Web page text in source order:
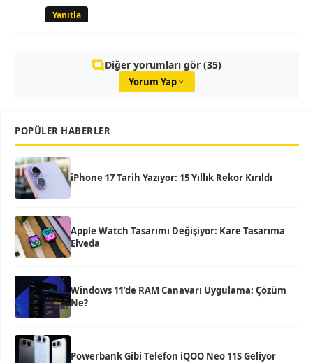
Yanıtla
Diğer yorumları gör (35)
Yorum Yap
POPÜLER HABERLER
iPhone 17 Tarih Yazıyor: 15 Yıllık Rekor Kırıldı
Apple Watch Tasarımı Değişiyor: Kare Tasarıma
Elveda
Windows 11’de RAM Canavarı Uygulama: Çözüm
Ne?
Powerbank Gibi Telefon iQOO Neo 11S Geliyor